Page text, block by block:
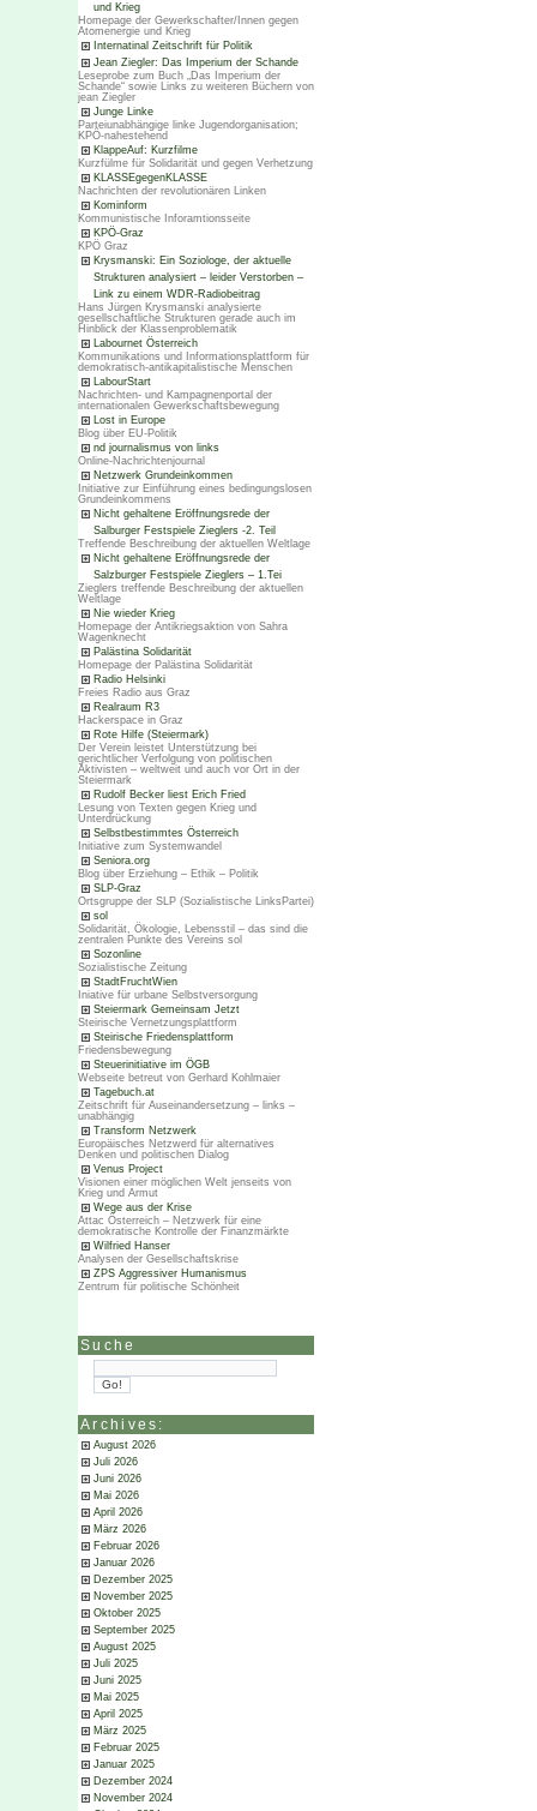
und Krieg
Homepage der Gewerkschafter/Innen gegen
Atomenergie und Krieg
Internatinal Zeitschrift für Politik
Jean Ziegler: Das Imperium der Schande
Leseprobe zum Buch „Das Imperium der
Schande“ sowie Links zu weiteren Büchern von
jean Ziegler
Junge Linke
Parteiunabhängige linke Jugendorganisation;
KPÖ-nahestehend
KlappeAuf: Kurzfilme
Kurzfülme für Solidarität und gegen Verhetzung
KLASSEgegenKLASSE
Nachrichten der revolutionären Linken
Kominform
Kommunistische Inforamtionsseite
KPÖ-Graz
KPÖ Graz
Krysmanski: Ein Soziologe, der aktuelle
Strukturen analysiert – leider Verstorben –
Link zu einem WDR-Radiobeitrag
Hans Jürgen Krysmanski analysierte
gesellschaftliche Strukturen gerade auch im
Hinblick der Klassenproblematik
Labournet Österreich
Kommunikations und Informationsplattform für
demokratisch-antikapitalistische Menschen
LabourStart
Nachrichten- und Kampagnenportal der
internationalen Gewerkschaftsbewegung
Lost in Europe
Blog über EU-Politik
nd journalismus von links
Online-Nachrichtenjournal
Netzwerk Grundeinkommen
Initiative zur Einführung eines bedingungslosen
Grundeinkommens
Nicht gehaltene Eröffnungsrede der
Salburger Festspiele Zieglers -2. Teil
Treffende Beschreibung der aktuellen Weltlage
Nicht gehaltene Eröffnungsrede der
Salzburger Festspiele Zieglers – 1.Tei
Zieglers treffende Beschreibung der aktuellen
Weltlage
Nie wieder Krieg
Homepage der Antikriegsaktion von Sahra
Wagenknecht
Palästina Solidarität
Homepage der Palästina Solidarität
Radio Helsinki
Freies Radio aus Graz
Realraum R3
Hackerspace in Graz
Rote Hilfe (Steiermark)
Der Verein leistet Unterstützung bei
gerichtlicher Verfolgung von politischen
Aktivisten – weltweit und auch vor Ort in der
Steiermark
Rudolf Becker liest Erich Fried
Lesung von Texten gegen Krieg und
Unterdrückung
Selbstbestimmtes Österreich
Initiative zum Systemwandel
Seniora.org
Blog über Erziehung – Ethik – Politik
SLP-Graz
Ortsgruppe der SLP (Sozialistische LinksPartei)
sol
Solidarität, Ökologie, Lebensstil – das sind die
zentralen Punkte des Vereins sol
Sozonline
Sozialistische Zeitung
StadtFruchtWien
Iniative für urbane Selbstversorgung
Steiermark Gemeinsam Jetzt
Steirische Vernetzungsplattform
Steirische Friedensplattform
Friedensbewegung
Steuerinitiative im ÖGB
Webseite betreut von Gerhard Kohlmaier
Tagebuch.at
Zeitschrift für Auseinandersetzung – links –
unabhängig
Transform Netzwerk
Europäisches Netzwerd für alternatives
Denken und politischen Dialog
Venus Project
Visionen einer möglichen Welt jenseits von
Krieg und Armut
Wege aus der Krise
Attac Österreich – Netzwerk für eine
demokratische Kontrolle der Finanzmärkte
Wilfried Hanser
Analysen der Gesellschaftskrise
ZPS Aggressiver Humanismus
Zentrum für politische Schönheit
Suche
Archives:
August 2026
Juli 2026
Juni 2026
Mai 2026
April 2026
März 2026
Februar 2026
Januar 2026
Dezember 2025
November 2025
Oktober 2025
September 2025
August 2025
Juli 2025
Juni 2025
Mai 2025
April 2025
März 2025
Februar 2025
Januar 2025
Dezember 2024
November 2024